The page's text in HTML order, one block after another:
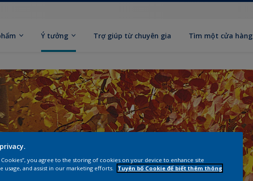
Ý tưởng Trợ giúp từ chuyên gia Tìm một cửa hàng
Cookies”, you agree to the storing of cookies on your device to enhance site
usage, and assist in our marketing efforts.
Tuyên bố Cookie để biết thêm thông